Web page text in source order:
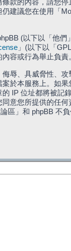
款的內容，請您
建議您在使用「
(以下以「他
」(以下以「
容或行為舉止負
辱、具威脅性、
於本服務上。如
IP 位址都將被記
意您所提供的任
區」和 phpBB 不負